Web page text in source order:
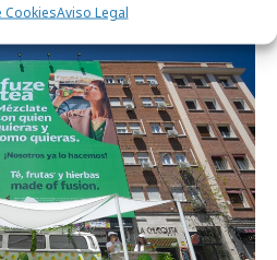
CookiesAviso Legal